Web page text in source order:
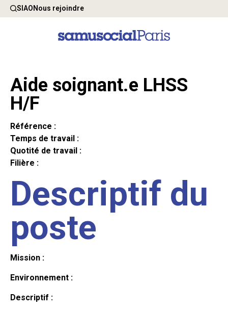
SIAONous rejoindre
Aide soignant.e LHSS
H/F
Référence :
Temps de travail :
Quotité de travail :
Filière :
Descriptif du
poste
Mission :
Environnement :
Descriptif :